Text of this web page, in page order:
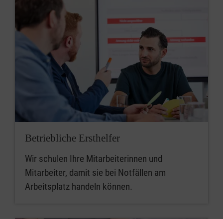
Betriebliche Ersthelfer
Wir schulen Ihre Mitarbeiterinnen und
Mitarbeiter, damit sie bei Notfällen am
Arbeitsplatz handeln können.